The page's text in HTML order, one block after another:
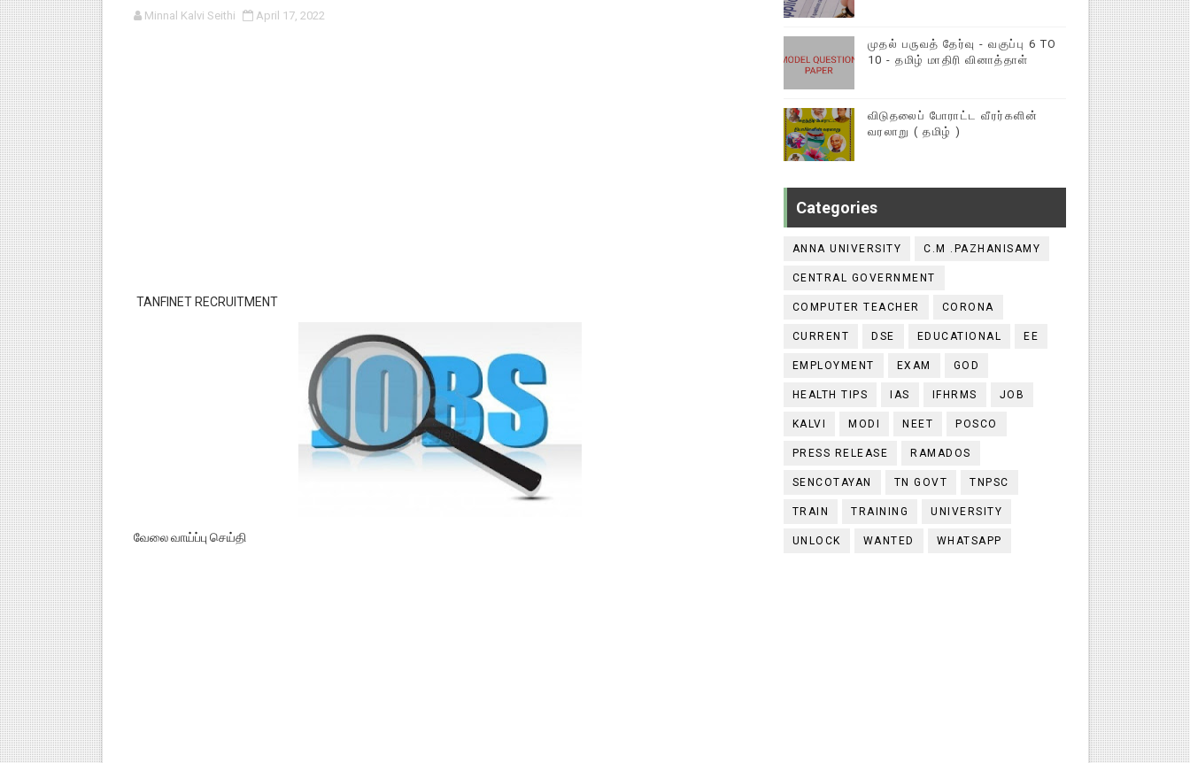
பள்ளி காலை வழிபாட்டுச் செயல்பாடுகள் - டிசம்பர் 17
Minnal Kalvi Seithi April 17, 2022
TANFINET RECRUITMENT
வேலை வாய்ப்பு செய்தி
முதல் பருவத் தேர்வு - வகுப்பு 6 TO
10 - தமிழ் மாதிரி வினாத்தாள்
விடுதலைப் போராட்ட வீரர்களின்
வரலாறு ( தமிழ் )
Categories
ANNA UNIVERSITY C.M .PAZHANISAMY
CENTRAL GOVERNMENT
COMPUTER TEACHER CORONA
CURRENT DSE EDUCATIONAL EE
EMPLOYMENT EXAM GOD
HEALTH TIPS IAS IFHRMS JOB
KALVI MODI NEET POSCO
PRESS RELEASE RAMADOS
SENCOTAYAN TN GOVT TNPSC
TRAIN TRAINING UNIVERSITY
UNLOCK WANTED WHATSAPP